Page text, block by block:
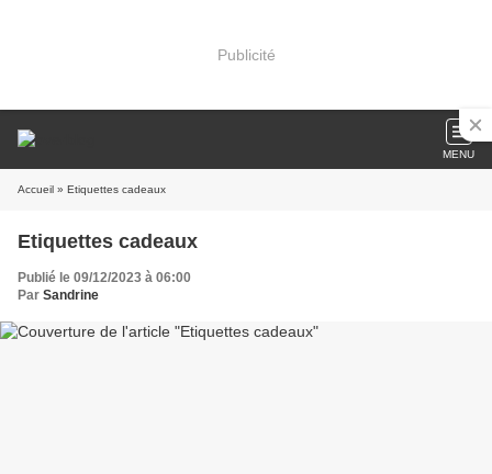
Publicité
MENU
Accueil » Etiquettes cadeaux
Etiquettes cadeaux
Publié le 09/12/2023 à 06:00
Par Sandrine